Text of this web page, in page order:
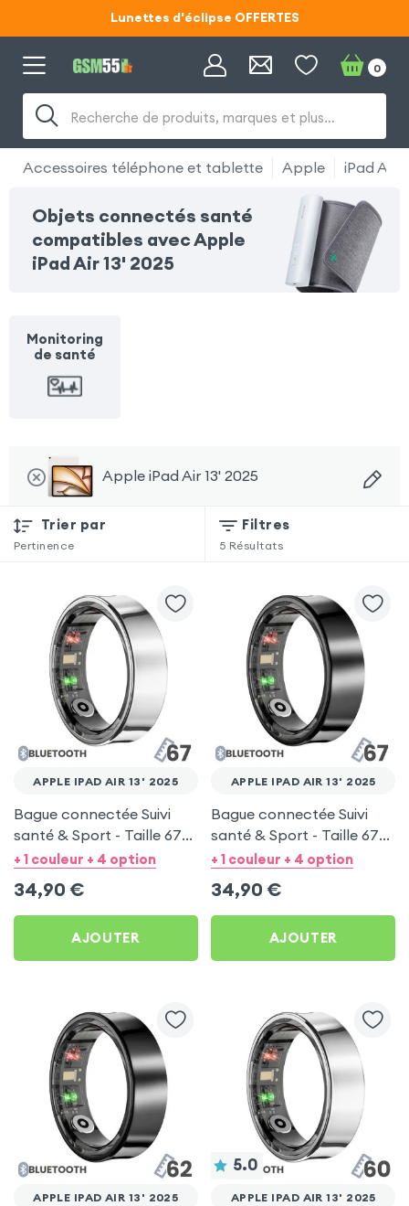
Lunettes d'éclipse OFFERTES
Code ECLIPSE55
Code ECLIPSE55
Recherche de produits, marques et plus…
0
Accessoires téléphone et tablette Apple iPad Air
Objets connectés santé
compatibles avec Apple
iPad Air 13' 2025
Monitoring
de santé
Apple iPad Air 13' 2025
Trier par
Pertinence
Filtres
5 Résultats
APPLE IPAD AIR 13' 2025
Bague connectée Suivi
santé & Sport - Taille 67
Argent
+ 1 couleur + 4 option
34,90 €
AJOUTER
APPLE IPAD AIR 13' 2025
Bague connectée Suivi
santé & Sport - Taille 67
Noir
+ 1 couleur + 4 option
34,90 €
AJOUTER
APPLE IPAD AIR 13' 2025
5.0
APPLE IPAD AIR 13' 2025